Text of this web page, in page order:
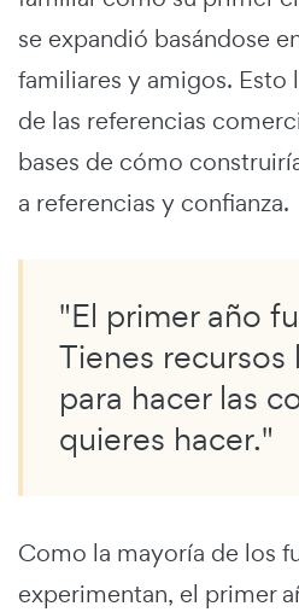
se expandió basándose
familiares y amigos.
de las referencias
bases de cómo
a referencias y confianza.
"El primer año
Tienes recursos
para hacer las
quieres hacer."
Como la mayoría de los
experimentan, el primer